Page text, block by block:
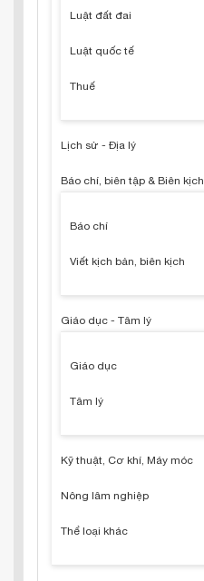
Luật đất đai
Luật quốc tế
Thuế
Lịch sử - Địa lý
Báo chí, biên tập & Biên kịch
Báo chí
Viết kịch bản, biên kịch
Giáo dục - Tâm lý
Giáo dục
Tâm lý
Kỹ thuật, Cơ khí, Máy móc
Nông lâm nghiệp
Thể loại khác